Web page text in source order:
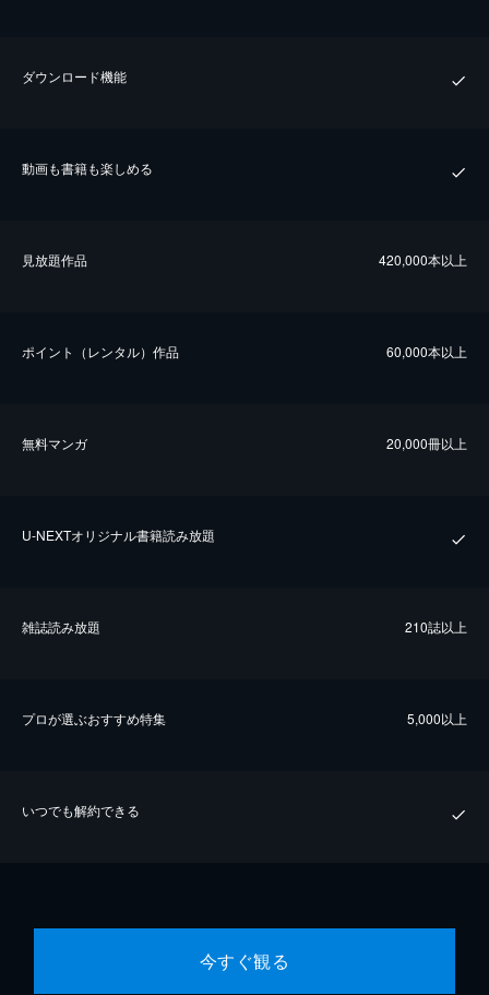
ダウンロード機能
動画も書籍も楽しめる
⾒放題作品 420,000本以上
ポイント（レンタル）作品 60,000本以上
無料マンガ 20,000冊以上
U-NEXTオリジナル書籍読み放題
雑誌読み放題 210誌以上
プロが選ぶおすすめ特集 5,000以上
いつでも解約できる
今すぐ観る